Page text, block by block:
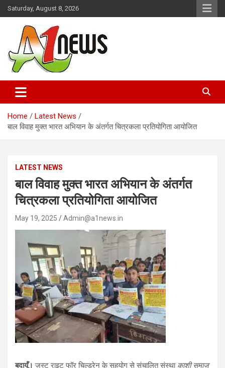
Skip
to
content
Saturday, August 8, 2026
A1news.in
Home
Latest News
बाल विवाह मुक्त भारत अभियान के अंतर्गत चित्रकला प्रतियोगिता आयोजित
LATEST NEWS
बाल विवाह मुक्त भारत अभियान के अंतर्गत
चित्रकला प्रतियोगिता आयोजित
May 19, 2025 Admin@a1news.in
बदायूँ। जस्ट राइट फॉर चिल्ड्रेन के सहयोग से संचालित संस्था काशी समाज